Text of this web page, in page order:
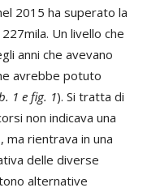
2015 ha superato la
Un livello che
anni che avevano
avrebbe potuto
1 e fig. 1). Si tratta di
non indicava una
rientrava in una
delle diverse
alternative